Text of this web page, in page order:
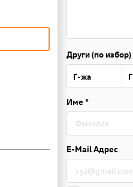
Други (по избор)
Г-жа
Име *
E-Mail Адрес